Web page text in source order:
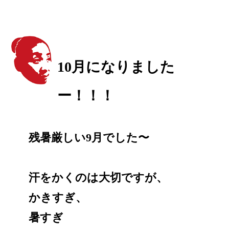
10月になりました
ー！！！
残暑厳しい9月でした〜
汗をかくのは大切ですが、
かきすぎ、
暑すぎ